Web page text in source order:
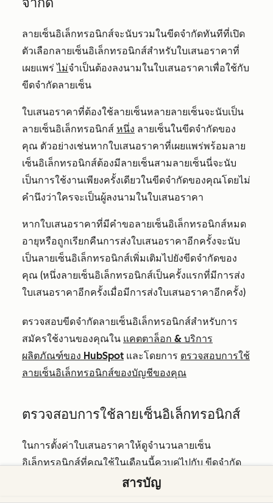
ลายเซ็นอิเล็กทรอนิกส์จะนับรวมในขีดจำกัดทันทีที่เปิด
ตัวเลือกลายเซ็นอิเล็กทรอนิกส์สำหรับใบเสนอราคาที่
เผยแพร่ไม่จำเป็นต้องลงนามในใบเสนอราคาเพื่อใช้กับ
ขีดจำกัดลายเซ็น
ใบเสนอราคาที่ต้องใช้ลายเซ็นหลายลายเซ็นจะนับเป็น
ลายเซ็นอิเล็กทรอนิกส์ หนึ่ง ลายเซ็นในขีดจำกัดของ
คุณ ตัวอย่างเช่นหากใบเสนอราคาที่เผยแพร่พร้อมลาย
เซ็นอิเล็กทรอนิกส์ต้องมีลายเซ็นสามลายเซ็นนี่จะนับ
เป็นการใช้งานเพียงครั้งเดียวในขีดจำกัดของคุณโดยไม่
คำนึงว่าใครจะเป็นผู้ลงนามในใบเสนอราคา
หากใบเสนอราคาที่มีคำขอลายเซ็นอิเล็กทรอนิกส์หมด
อายุหรือถูกเรียกคืนการส่งใบเสนอราคาอีกครั้งจะนับ
เป็นลายเซ็นอิเล็กทรอนิกส์เพิ่มเติมไปยังขีดจำกัดของ
คุณ (หนึ่งลายเซ็นอิเล็กทรอนิกส์เป็นครั้งแรกที่มีการส่ง
ใบเสนอราคาอีกครั้งเมื่อมีการส่งใบเสนอราคาอีกครั้ง)
ตรวจสอบขีดจำกัดลายเซ็นอิเล็กทรอนิกส์สำหรับการ
สมัครใช้งานของคุณใน แคตตาล็อก & บริการ
ผลิตภัณฑ์ของ HubSpot และโดยการ ตรวจสอบการใช้
ลายเซ็นอิเล็กทรอนิกส์ของบัญชีของคุณ
ตรวจสอบการใช้ลายเซ็นอิเล็กทรอนิกส์
ในการตั้งค่าใบเสนอราคาให้ดูจำนวนลายเซ็น
อิเล็กทรอนิกส์ที่คุณใช้ในเดือนนี้ควบคู่ไปกับขีดจำกัด
ขีดจำกัดรายเดือนจะรีเซ็ตในวันที่ 1 ของแต่ละ
สารบัญ